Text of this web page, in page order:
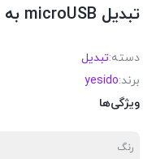
تبدیل microUSB به لایتنینگ یسیدو مدل GS05
دسته:تبدیل
برند:yesido
ویژگی‌ها
رنگ